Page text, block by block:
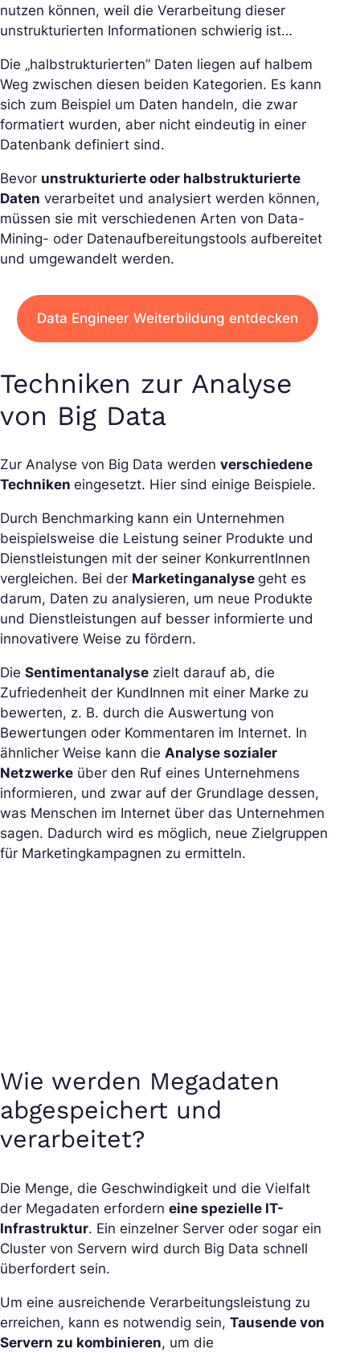
nutzen können, weil die Verarbeitung dieser
unstrukturierten Informationen schwierig ist…
Die „halbstrukturierten” Daten liegen auf halbem
Weg zwischen diesen beiden Kategorien. Es kann
sich zum Beispiel um Daten handeln, die zwar
formatiert wurden, aber nicht eindeutig in einer
Datenbank definiert sind.
Bevor unstrukturierte oder halbstrukturierte
Daten verarbeitet und analysiert werden können,
müssen sie mit verschiedenen Arten von Data-
Mining- oder Datenaufbereitungstools aufbereitet
und umgewandelt werden.
Data Engineer Weiterbildung entdecken
Techniken zur Analyse
von Big Data
Zur Analyse von Big Data werden verschiedene
Techniken eingesetzt. Hier sind einige Beispiele.
Durch Benchmarking kann ein Unternehmen
beispielsweise die Leistung seiner Produkte und
Dienstleistungen mit der seiner KonkurrentInnen
vergleichen. Bei der Marketinganalyse geht es
darum, Daten zu analysieren, um neue Produkte
und Dienstleistungen auf besser informierte und
innovativere Weise zu fördern.
Die Sentimentanalyse zielt darauf ab, die
Zufriedenheit der KundInnen mit einer Marke zu
bewerten, z. B. durch die Auswertung von
Bewertungen oder Kommentaren im Internet. In
ähnlicher Weise kann die Analyse sozialer
Netzwerke über den Ruf eines Unternehmens
informieren, und zwar auf der Grundlage dessen,
was Menschen im Internet über das Unternehmen
sagen. Dadurch wird es möglich, neue Zielgruppen
für Marketingkampagnen zu ermitteln.
Wie werden Megadaten
abgespeichert und
verarbeitet?
Die Menge, die Geschwindigkeit und die Vielfalt
der Megadaten erfordern eine spezielle IT-
Infrastruktur. Ein einzelner Server oder sogar ein
Cluster von Servern wird durch Big Data schnell
überfordert sein.
Um eine ausreichende Verarbeitungsleistung zu
erreichen, kann es notwendig sein, Tausende von
Servern zu kombinieren, um die